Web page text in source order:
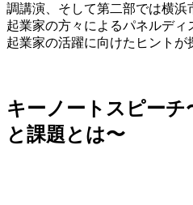
調講演、そして第二部では横浜
起業家の方々によるパネルデ
起業家の活躍に向けたヒントが
キーノートスピーチ
と課題とは〜